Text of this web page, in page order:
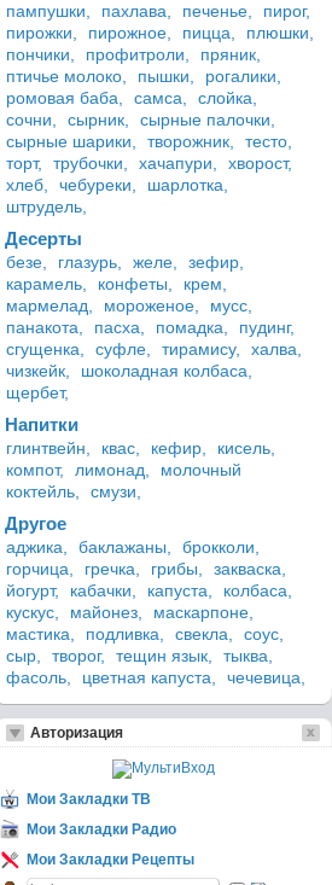
пампушки,
пахлава, печенье,
пирог,
пирожки,
пирожное, пицца,
плюшки,
пончики,
профитроли,
пряник,
птичье молоко,
пышки,
рогалики,
ромовая баба,
самса,
слойка,
сочни,
сырник,
сырные палочки,
сырные шарики,
творожник,
тесто,
торт,
трубочки, хачапури,
хворост,
хлеб,
чебуреки,
шарлотка,
штрудель,
Десерты
безе, глазурь, желе,
зефир,
карамель,
конфеты,
крем,
мармелад,
мороженое,
мусс,
панакота,
пасха, помадка,
пудинг,
сгущенка,
суфле, тирамису,
халва,
чизкейк,
шоколадная колбаса,
щербет,
Напитки
глинтвейн, квас, кефир,
кисель,
компот,
лимонад,
молочный
коктейль,
смузи,
Другое
аджика, баклажаны,
брокколи,
горчица,
гречка, грибы,
закваска,
йогурт,
кабачки, капуста,
колбаса,
кускус,
майонез,
маскарпоне,
мастика,
подливка, свекла,
соус,
сыр,
творог, тещин язык,
тыква,
фасоль,
цветная капуста, чечевица,
Авторизация
Мои Закладки ТВ
Мои Закладки Радио
Мои Закладки Рецепты